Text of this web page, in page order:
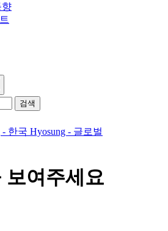
향
Hyosung
검
검색
- 한국 Hyosung - 글로벌
보여주세요